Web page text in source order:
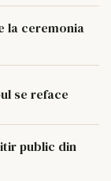
la ceremonia
se reface
public din